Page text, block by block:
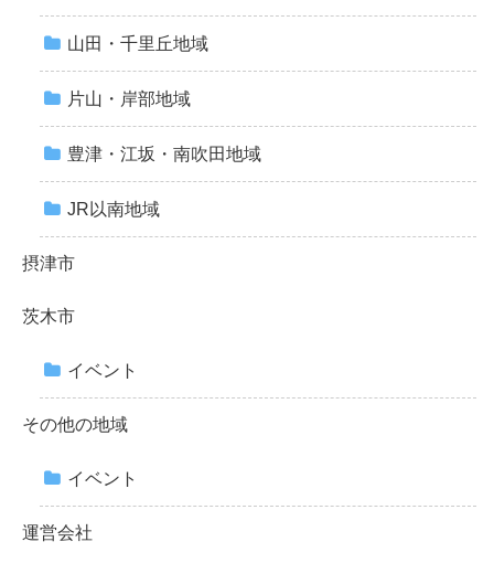
山田・千里丘地域
片山・岸部地域
豊津・江坂・南吹田地域
JR以南地域
摂津市
茨木市
イベント
その他の地域
イベント
運営会社